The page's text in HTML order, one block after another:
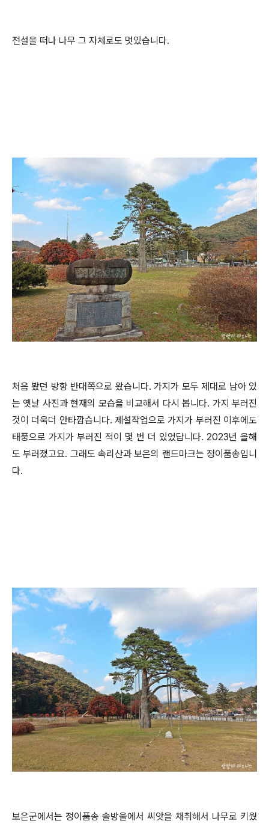
전설을 떠나 나무 그 자체로도 멋있습니다.
처음 봤던 방향 반대쪽으로 왔습니다. 가지가 모두 제대로 남아 있
는 옛날 사진과 현재의 모습을 비교해서 다시 봅니다. 가지 부러진
것이 더욱더 안타깝습니다. 제설작업으로 가지가 부러진 이후에도
태풍으로 가지가 부러진 적이 몇 번 더 있었답니다. 2023년 올해
도 부러졌고요. 그래도 속리산과 보은의 랜드마크는 정이품송입니
다.
보은군에서는 정이품송 솔방울에서 씨앗을 채취해서 나무로 키웠